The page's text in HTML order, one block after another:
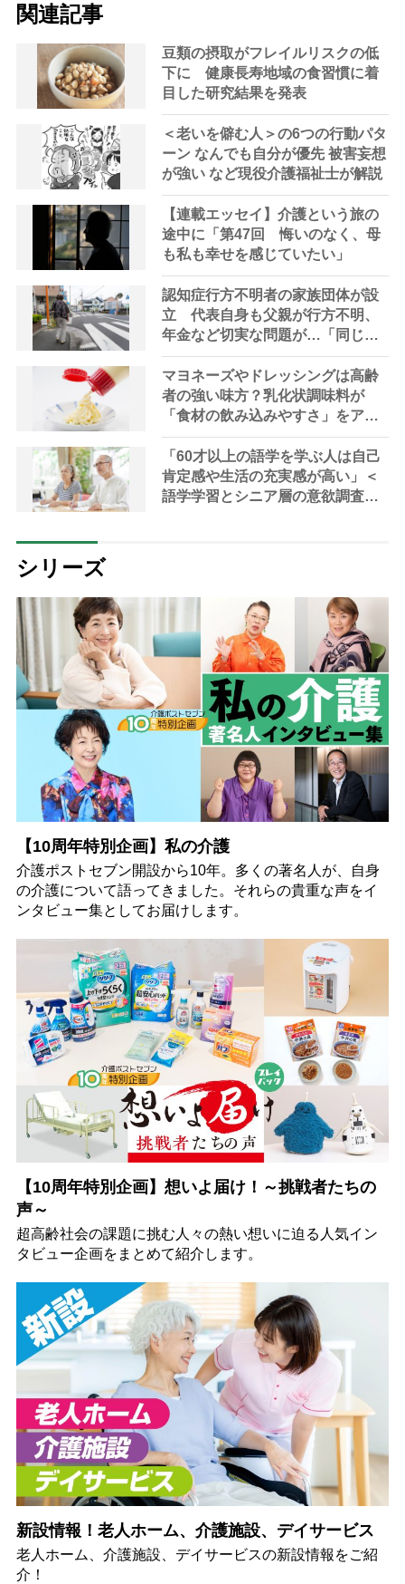
関連記事
豆類の摂取がフレイルリスクの低
下に 健康長寿地域の食習慣に着
目した研究結果を発表
＜老いを僻む人＞の6つの行動パタ
ーン なんでも自分が優先 被害妄想
が強い など現役介護福祉士が解説
【連載エッセイ】介護という旅の
途中に「第47回 悔いのなく、母
も私も幸せを感じていたい」
認知症行方不明者の家族団体が設
立 代表自身も父親が行方不明、
年金など切実な問題が…「同じ悩
みを持つ人のネットワークを作り
たい」
マヨネーズやドレッシングは高齢
者の強い味方？乳化状調味料が
「食材の飲み込みやすさ」をアッ
プさせる研究成果を発表
「60才以上の語学を学ぶ人は自己
肯定感や生活の充実感が高い」＜
語学学習とシニア層の意欲調査＞
シリーズ
【10周年特別企画】私の介護
介護ポストセブン開設から10年。多くの著名人が、自身
の介護について語ってきました。それらの貴重な声をイ
ンタビュー集としてお届けします。
【10周年特別企画】想いよ届け！～挑戦者たちの
声～
超高齢社会の課題に挑む人々の熱い想いに迫る人気イン
タビュー企画をまとめて紹介します。
新設情報！老人ホーム、介護施設、デイサービス
老人ホーム、介護施設、デイサービスの新設情報をご紹
介！